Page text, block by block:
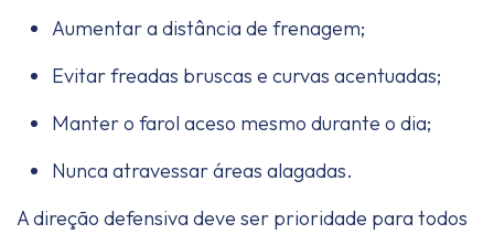
Aumentar a distância de frenagem;
Evitar freadas bruscas e curvas acentuadas;
Manter o farol aceso mesmo durante o dia;
Nunca atravessar áreas alagadas.
A direção defensiva deve ser prioridade para todos